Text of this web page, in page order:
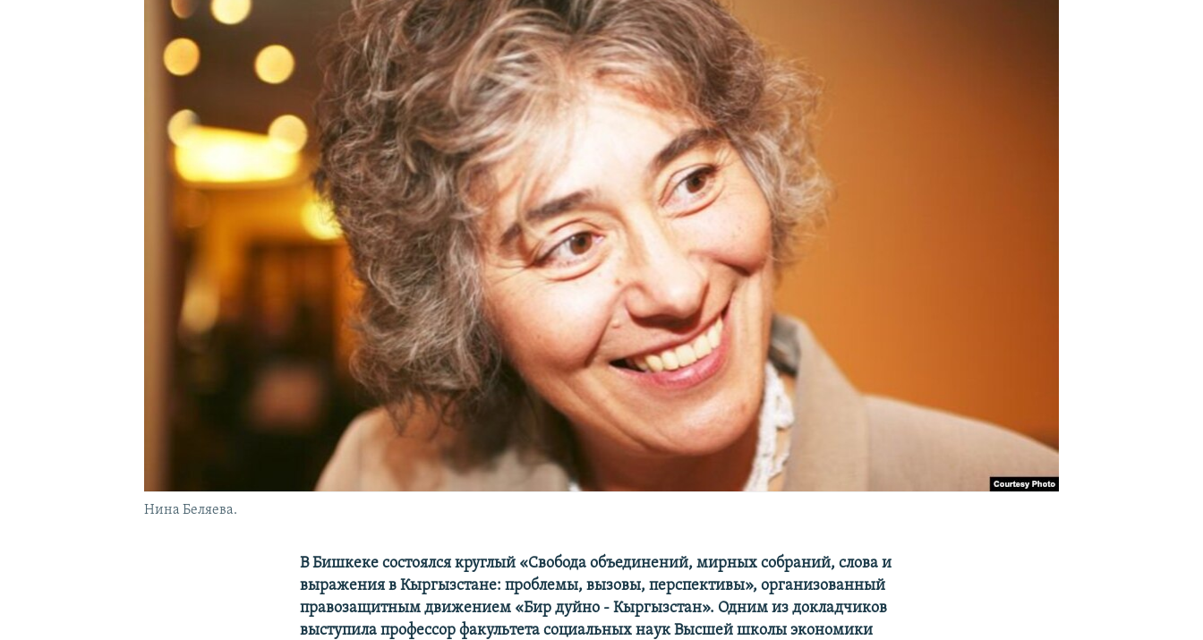
Нина Беляева.
В Бишкеке состоялся круглый «Свобода объединений, мирных собраний, слова и
выражения в Кыргызстане: проблемы, вызовы, перспективы», организованный
правозащитным движением «Бир дуйно - Кыргызстан». Одним из докладчиков
выступила профессор факультета социальных наук Высшей школы экономики